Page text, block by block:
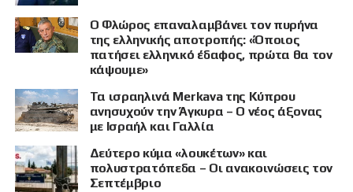
Ο Φλώρος επαναλαμβάνει τον πυρήνα
της ελληνικής αποτροπής: «Όποιος
πατήσει ελληνικό έδαφος, πρώτα θα τον
κάψουμε»
Τα ισραηλινά Merkava της Κύπρου
ανησυχούν την Άγκυρα – Ο νέος άξονας
με Ισραήλ και Γαλλία
Δεύτερο κύμα «λουκέτων» και
πολυστρατόπεδα – Οι ανακοινώσεις τον
Σεπτέμβριο